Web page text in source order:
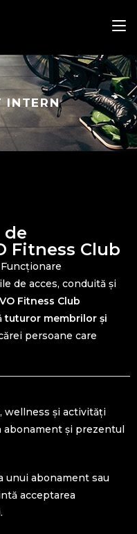
INTERN
de
Fitness Club
de acces, conduită și
Fitness Club
tuturor membrilor și
persoane care
wellness și activități
și prezentul
unui abonament sau
acceptarea